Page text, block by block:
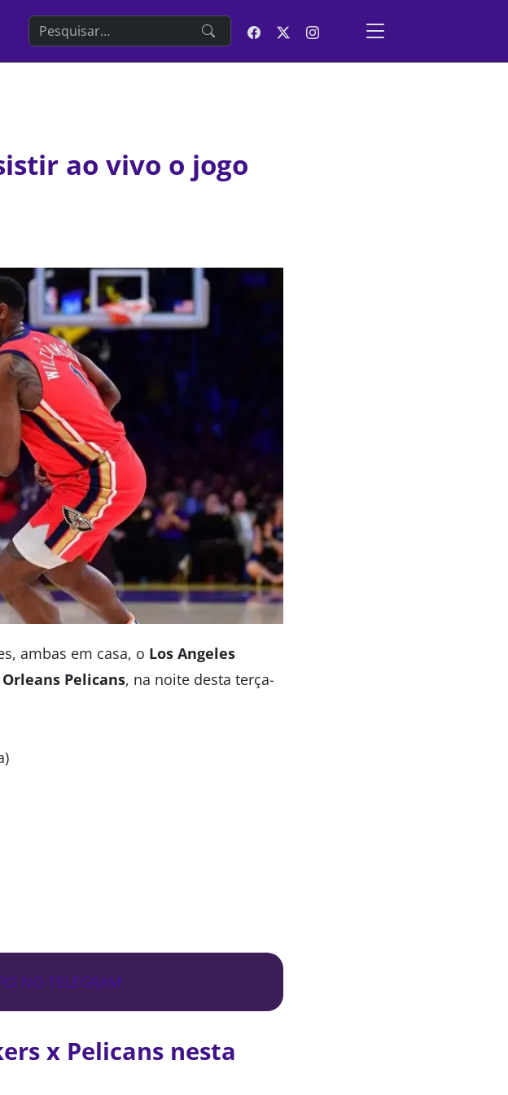
Search the website
ao vivo o jogo
ambas em casa, o Los Angeles
Pelicans, na noite desta terça-
NO TELEGRAM
x Pelicans nesta